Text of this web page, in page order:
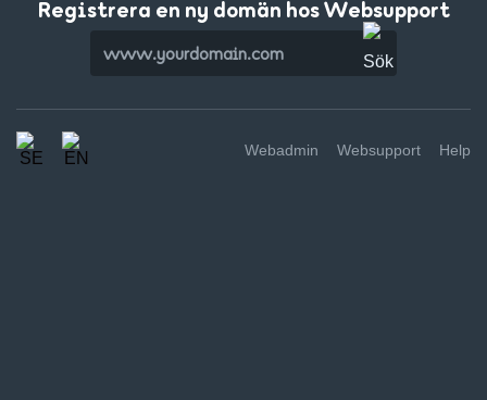
Registrera en ny domän hos Websupport
Webadmin Websupport Help